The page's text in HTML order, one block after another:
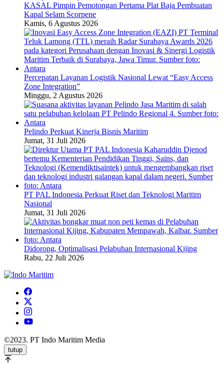
KASAL Pimpin Pemotongan Pertama Plat Baja Pembuatan
Kapal Selam Scorpene
Kamis, 6 Agustus 2026
Percepatan Layanan Logistik Nasional Lewat “Easy Access
Zone Integration”
Minggu, 2 Agustus 2026
Pelindo Perkuat Kinerja Bisnis Maritim
Jumat, 31 Juli 2026
PT PAL Indonesia Perkuat Riset dan Teknologi Maritim
Nasional
Jumat, 31 Juli 2026
Didorong, Optimalisasi Pelabuhan Internasional Kijing
Rabu, 22 Juli 2026
©2023. PT Indo Maritim Media
tutup